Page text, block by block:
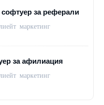
за реферали
маркетинг
за афилиация
маркетинг